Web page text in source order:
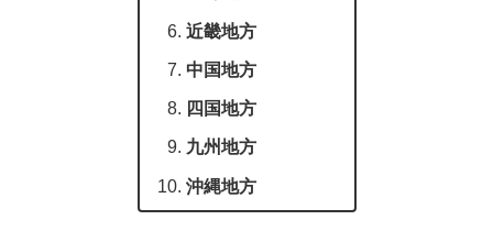
近畿地方
中国地方
四国地方
九州地方
沖縄地方